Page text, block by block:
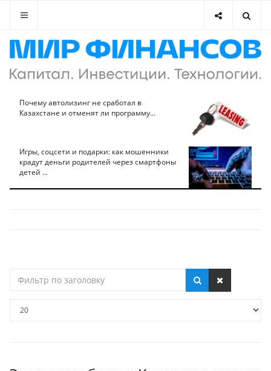
Почему автолизинг не сработал в
Казахстане и отменят ли программу...
Игры, соцсети и подарки: как мошенники
крадут деньги родителей через смартфоны
детей ...
по